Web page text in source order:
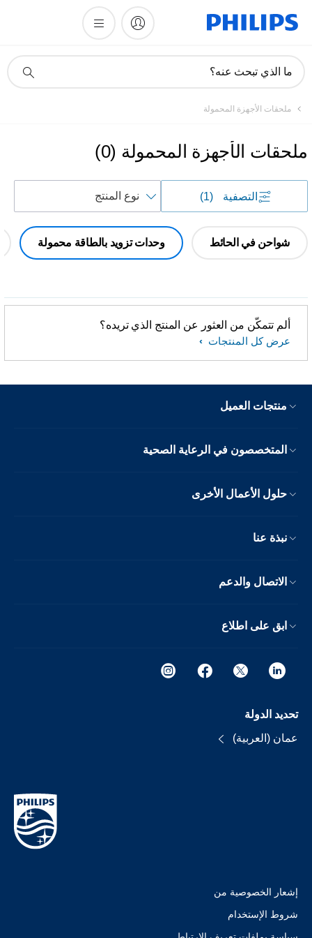
دعم
ما الذي تبحث عنه؟
ملحقات الأجهزة المحمولة
ملحقات الأجهزة المحمولة (
0
)
التصفية (1)
حسب
شواحن في الحائط وحدات تزويد بالطاقة محمولة
ألم تتمكّن من العثور عن المنتج الذي تريده؟
عرض كل المنتجات
منتجات العميل
المتخصصون في الرعاية الصحية
حلول الأعمال الأخرى
نبذة عنا
الاتصال والدعم
ابق على اطلاع
تحديد الدولة
عمان (العربية)
إشعار الخصوصية من
شروط الإستخدام